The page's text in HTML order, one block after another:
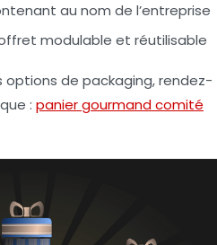
au nom de l’entreprise
modulable et réutilisable
options de packaging, rendez-
: panier gourmand comité